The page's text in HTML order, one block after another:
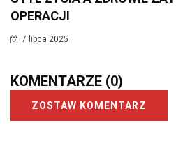
OPERACJI
7 lipca 2025
KOMENTARZE (0)
ZOSTAW KOMENTARZ